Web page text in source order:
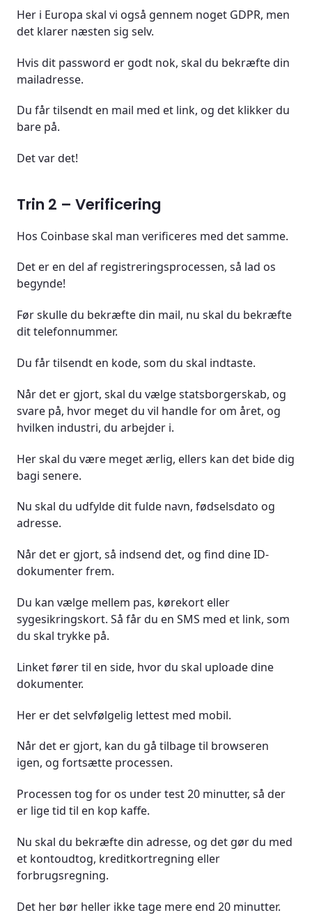
Her i Europa skal vi også gennem noget GDPR, men
det klarer næsten sig selv.
Hvis dit password er godt nok, skal du bekræfte din
mailadresse.
Du får tilsendt en mail med et link, og det klikker du
bare på.
Det var det!
Trin 2 – Verificering
Hos Coinbase skal man verificeres med det samme.
Det er en del af registreringsprocessen, så lad os
begynde!
Før skulle du bekræfte din mail, nu skal du bekræfte
dit telefonnummer.
Du får tilsendt en kode, som du skal indtaste.
Når det er gjort, skal du vælge statsborgerskab, og
svare på, hvor meget du vil handle for om året, og
hvilken industri, du arbejder i.
Her skal du være meget ærlig, ellers kan det bide dig
bagi senere.
Nu skal du udfylde dit fulde navn, fødselsdato og
adresse.
Når det er gjort, så indsend det, og find dine ID-
dokumenter frem.
Du kan vælge mellem pas, kørekort eller
sygesikringskort. Så får du en SMS med et link, som
du skal trykke på.
Linket fører til en side, hvor du skal uploade dine
dokumenter.
Her er det selvfølgelig lettest med mobil.
Når det er gjort, kan du gå tilbage til browseren
igen, og fortsætte processen.
Processen tog for os under test 20 minutter, så der
er lige tid til en kop kaffe.
Nu skal du bekræfte din adresse, og det gør du med
et kontoudtog, kreditkortregning eller
forbrugsregning.
Det her bør heller ikke tage mere end 20 minutter.